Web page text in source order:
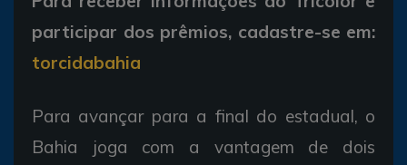
participar dos prêmios, cadastre-se em:
torcidabahia
Para avançar para a final do estadual, o
Bahia joga com a vantagem de dois